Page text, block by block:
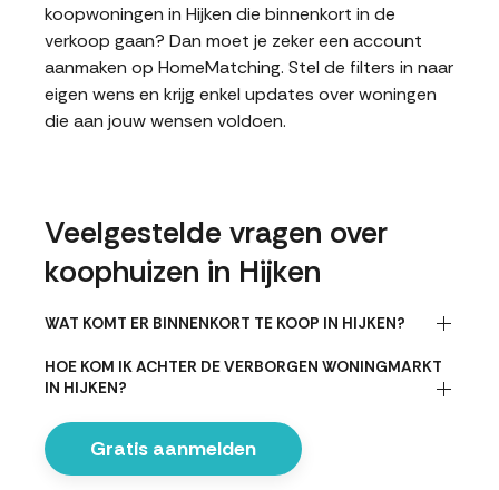
koopwoningen in Hijken die binnenkort in de
verkoop gaan? Dan moet je zeker een account
aanmaken op HomeMatching. Stel de filters in naar
eigen wens en krijg enkel updates over woningen
die aan jouw wensen voldoen.
Veelgestelde vragen over
koophuizen in Hijken
WAT KOMT ER BINNENKORT TE KOOP IN HIJKEN?
HOE KOM IK ACHTER DE VERBORGEN WONINGMARKT
IN HIJKEN?
Gratis aanmelden